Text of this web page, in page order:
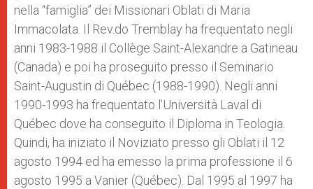
nella “famiglia” dei Missionari Oblati di Maria
Immacolata. Il Rev.do Tremblay ha frequentato negli
anni 1983-1988 il Collège Saint-Alexandre a Gatineau
(Canada) e poi ha proseguito presso il Seminario
Saint-Augustin di Québec (1988-1990). Negli anni
1990-1993 ha frequentato l’Università Laval di
Québec dove ha conseguito il Diploma in Teologia.
Quindi, ha iniziato il Noviziato presso gli Oblati il 12
agosto 1994 ed ha emesso la prima professione il 6
agosto 1995 a Vanier (Québec). Dal 1995 al 1997 ha